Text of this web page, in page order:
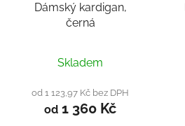
Dámský kardigan,
černá
Skladem
od 1 123,97 Kč bez DPH
od 1 360 Kč